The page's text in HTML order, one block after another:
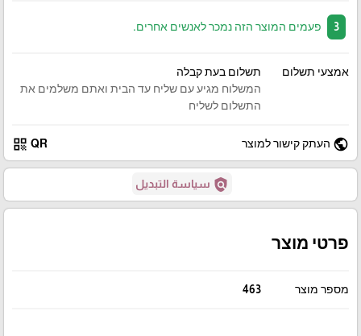
פעמים המוצר הזה נמכר לאנשים אחרים.
אמצעי תשלום
תשלום בעת קבלה
המשלוח מגיע עם שליח עד הבית ואתם משלמים את
התשלום לשליח
public העתק קישור למוצר QR
qr_code
policy سياسة التبديل
פרטי מוצר
מספר מוצר 463